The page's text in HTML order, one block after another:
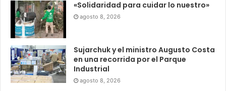
«Solidaridad para cuidar lo nuestro»
agosto 8, 2026
Sujarchuk y el ministro Augusto Costa
en una recorrida por el Parque
Industrial
agosto 8, 2026